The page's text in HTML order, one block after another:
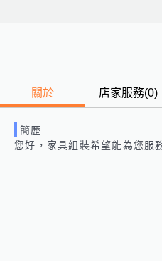
關於 店家服務(0)
簡歷
您好， 家具組裝希望能為您服